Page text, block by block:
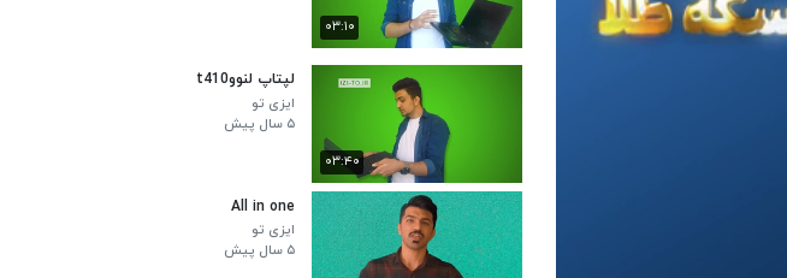
۰۳:۱۰
۰۳:۴۰
لپتاپ لنووt410
ایزی تو
۵ سال پیش
All in one
ایزی تو
۵ سال پیش